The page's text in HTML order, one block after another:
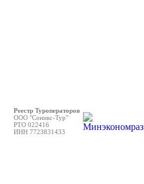
Реестр Туроператоров
ООО "Соникс-Тур"
РТО 022416
ИНН 7723831433